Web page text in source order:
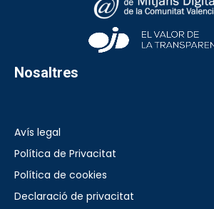
Nosaltres
Avís legal
Política de Privacitat
Política de cookies
Declaració de privacitat